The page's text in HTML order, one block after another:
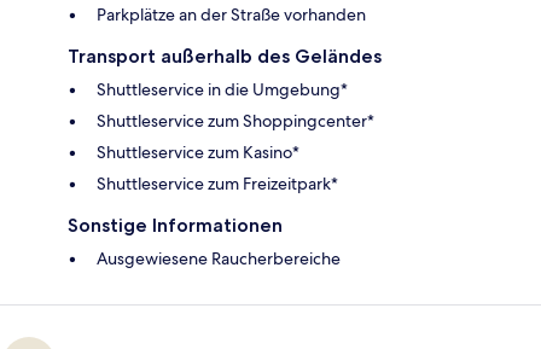
Parkplätze an der Straße vorhanden
Transport außerhalb des Geländes
Shuttleservice in die Umgebung*
Shuttleservice zum Shoppingcenter*
Shuttleservice zum Kasino*
Shuttleservice zum Freizeitpark*
Sonstige Informationen
Ausgewiesene Raucherbereiche